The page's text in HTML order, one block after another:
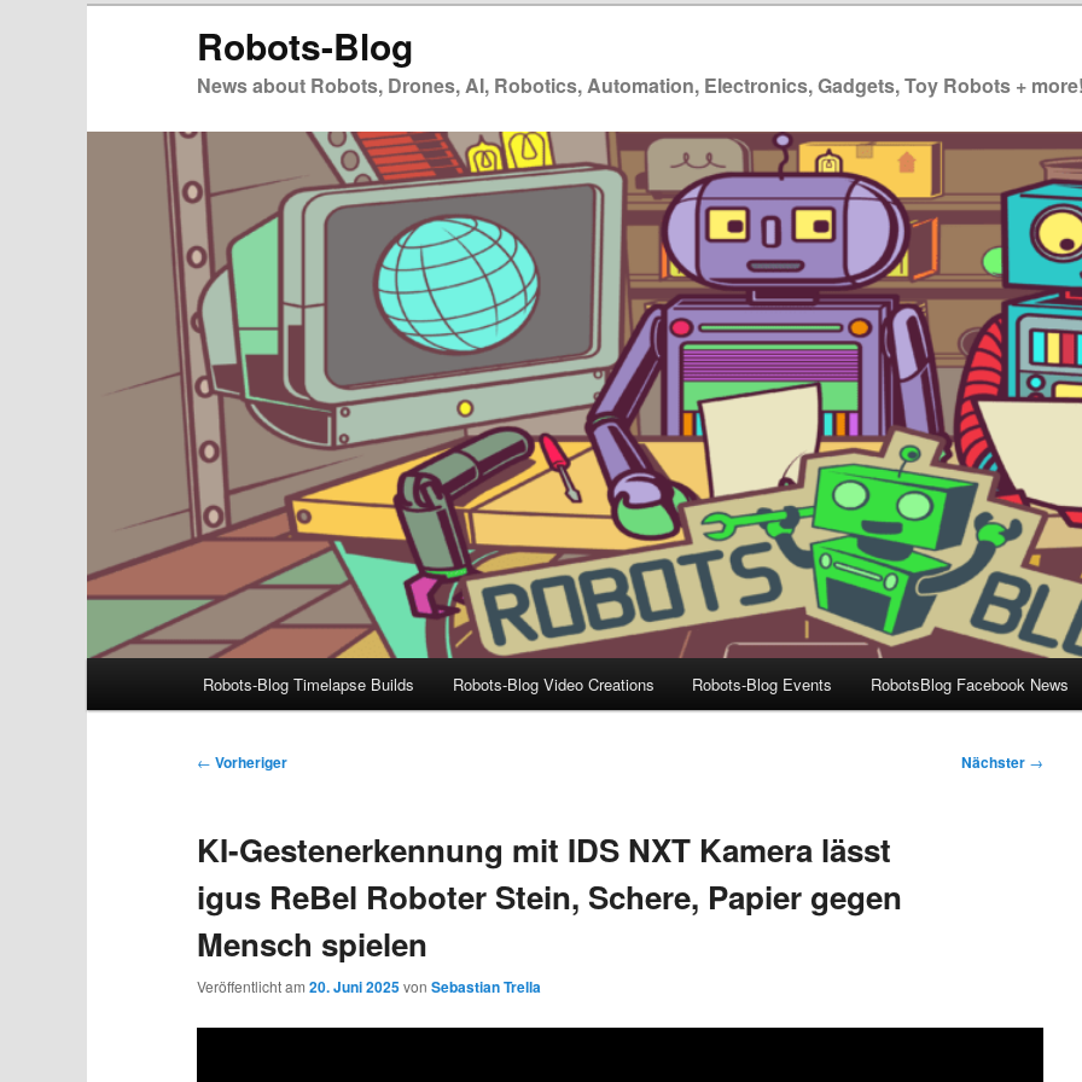
Robots-Blog
News about Robots, Drones, AI, Robotics, Automation, Electronics, Gadgets, Toy Robots + more!
Robots-Blog Timelapse Builds Robots-Blog Video Creations Robots-Blog Events RobotsBlog Facebook News
Beitragsnavigation
← Vorheriger Nächster →
KI-Gestenerkennung mit IDS NXT Kamera lässt
igus ReBel Roboter Stein, Schere, Papier gegen
Mensch spielen
Veröffentlicht am20. Juni 2025vonSebastian Trella